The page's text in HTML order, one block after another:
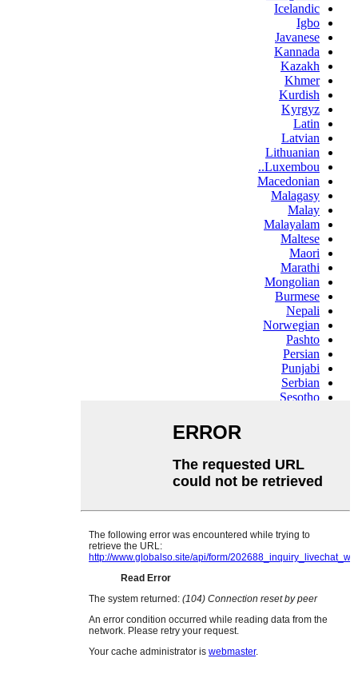
Icelandic
Igbo
Javanese
Kannada
Kazakh
Khmer
Kurdish
Kyrgyz
Latin
Latvian
Lithuanian
Luxembou..
Macedonian
Malagasy
Malay
Malayalam
Maltese
Maori
Marathi
Mongolian
Burmese
Nepali
Norwegian
Pashto
Persian
Punjabi
Serbian
Sesotho
Samoan
Scots Gaelic
Sindhi
Swahili
Tajik
Thai
Ukrainian
Urdu